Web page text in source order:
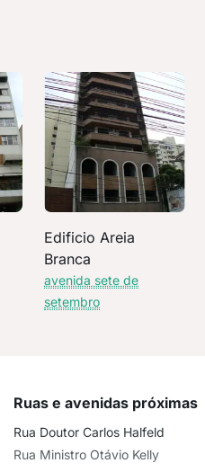
Edificio Areia
Branca
avenida sete de
setembro
Ruas e avenidas próximas
Rua Doutor Carlos Halfeld
Rua Ministro Otávio Kelly